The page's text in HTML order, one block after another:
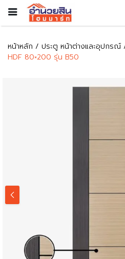
หน้าหลัก ประตู หน้าต่างและอุปกรณ์
HDF 80×200 รุ่น B50